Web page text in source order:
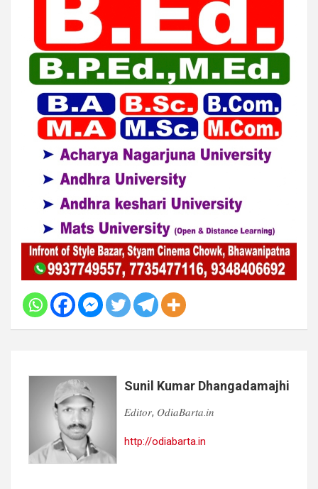
Sunil Kumar Dhangadamajhi
𝐸𝑑𝑖𝑡𝑜𝑟, 𝑂𝑑𝑖𝑎𝐵𝑎𝑟𝑡𝑎.𝑖𝑛
http://odiabarta.in